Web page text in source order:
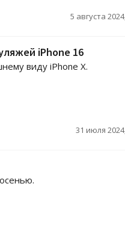
5 августа
iPhone 16
виду iPhone X.
31 июля